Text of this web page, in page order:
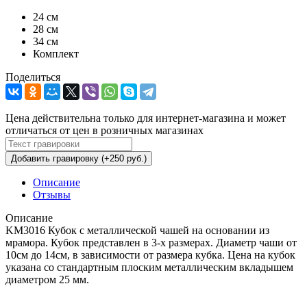
24 см
28 см
34 см
Комплект
Поделиться
Цена действительна только для интернет-магазина и может
отличаться от цен в розничных магазинах
Добавить гравировку (+250 руб.)
Описание
Отзывы
Описание
KM3016 Кубок с металлической чашей на основании из
мрамора. Кубок представлен в 3-х размерах. Диаметр чаши от
10см до 14см, в зависимости от размера кубка. Цена на кубок
указана со стандартным плоским металлическим вкладышем
диаметром 25 мм.